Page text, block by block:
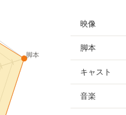
脚本
映像
脚本
キャスト
音楽